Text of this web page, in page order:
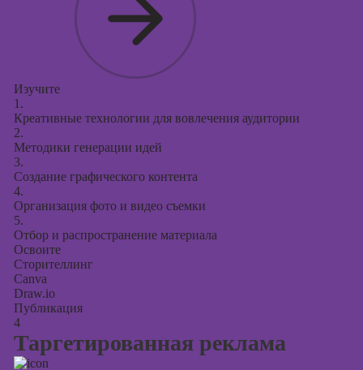
Изучите
1.
Креативные технологии для вовлечения аудитории
2.
Методики генерации идей
3.
Создание графического контента
4.
Организация фото и видео съемки
5.
Отбор и распространение материала
Освоите
Сторителлинг
Canva
Draw.io
Публикация
4
Таргетированная реклама